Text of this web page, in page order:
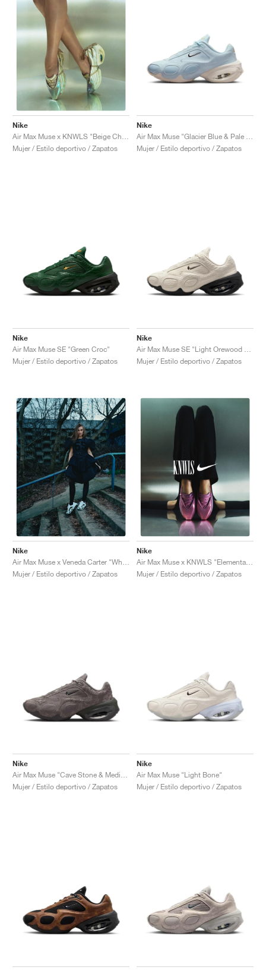
Nike
Air Max Muse x KNWLS "Beige Chalk"
Mujer / Estilo deportivo / Zapatos
Nike
Mujer / Estilo deportivo / Zapatos
Nike
Air Max Muse SE "Green Croc"
Mujer / Estilo deportivo / Zapatos
Nike
Mujer / Estilo deportivo / Zapatos
Nike
Air Max Muse x Veneda Carter "White & Hyper Pink"
Mujer / Estilo deportivo / Zapatos
Nike
Air Max Muse x KNWLS "Elemental Pink & Venice"
Mujer / Estilo deportivo / Zapatos
Nike
Mujer / Estilo deportivo / Zapatos
Nike
Air Max Muse "Light Bone"
Mujer / Estilo deportivo / Zapatos